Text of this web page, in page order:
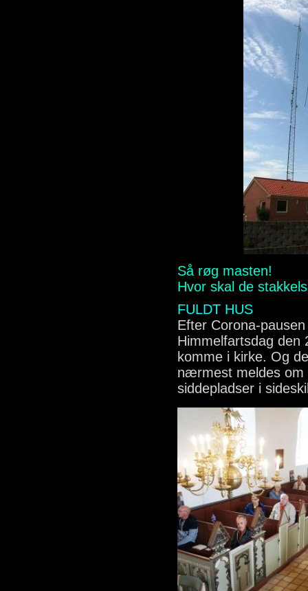
Så røg masten!
Hvor skal de
FULDT HUS
Efter Corona-
Himmelfartsdag den
komme i kirke. Og
nærmest meldes om
siddepladser i